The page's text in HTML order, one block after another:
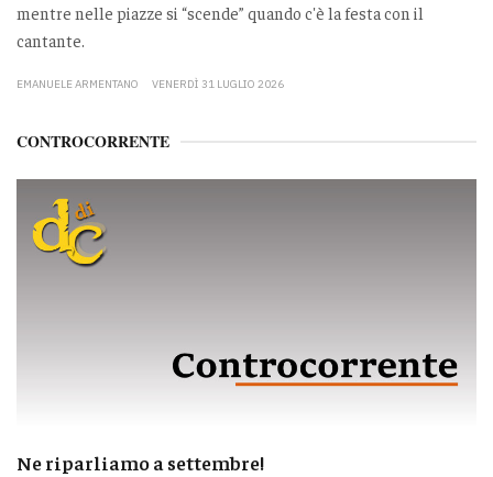
mentre nelle piazze si “scende” quando c'è la festa con il
cantante.
EMANUELE ARMENTANO VENERDÌ 31 LUGLIO 2026
CONTROCORRENTE
Ne riparliamo a settembre!